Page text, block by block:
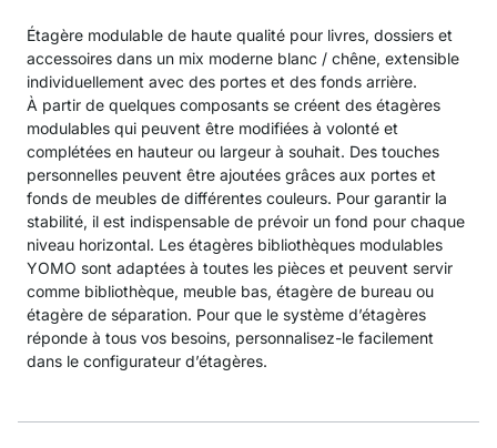
Étagère modulable de haute qualité pour livres, dossiers et
accessoires dans un mix moderne blanc / chêne, extensible
individuellement avec des portes et des fonds arrière.
À partir de quelques composants se créent des étagères
modulables qui peuvent être modifiées à volonté et
complétées en hauteur ou largeur à souhait. Des touches
personnelles peuvent être ajoutées grâces aux portes et
fonds de meubles de différentes couleurs. Pour garantir la
stabilité, il est indispensable de prévoir un fond pour chaque
niveau horizontal. Les étagères bibliothèques modulables
YOMO sont adaptées à toutes les pièces et peuvent servir
comme bibliothèque, meuble bas, étagère de bureau ou
étagère de séparation. Pour que le système d’étagères
réponde à tous vos besoins, personnalisez-le facilement
dans le configurateur d’étagères.